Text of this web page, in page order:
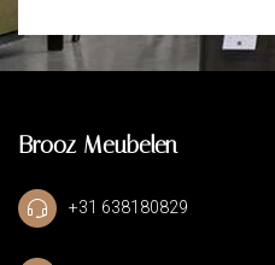
Brooz Meubelen
+31 638180829